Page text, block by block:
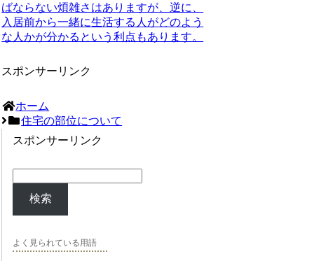
ばならない煩雑さはありますが、逆に、
入居前から一緒に生活する人がどのよう
な人かが分かるという利点もあります。
スポンサーリンク
ホーム
住宅の部位について
スポンサーリンク
検索
よく見られている用語